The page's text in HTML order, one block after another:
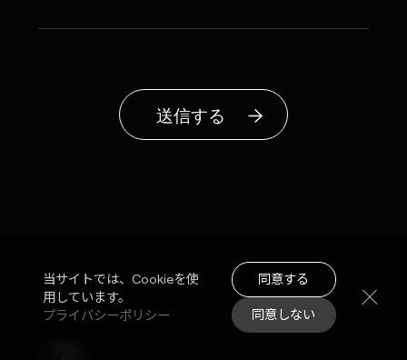
当サイトでは、Cookieを使
用しています。
プライバシーポリシー
同意する
同意しない
送信する